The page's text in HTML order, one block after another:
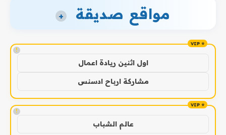
مواقع صديقة +
!
اول اثنين ريادة اعمال
مشاركة ارباح ادسنس
!
عالم الشباب